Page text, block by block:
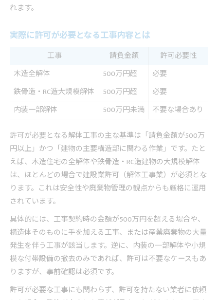
れます。
実際に許可が必要となる工事内容とは
工事 請負金額
許可必要性
木造全解体
500万円超
必要
鉄骨造・RC造大規模解体
500万円超
必要
内装一部解体
500万円未満 不要な場合あり
許可が必要となる解体工事の主な基準は「請負金額が500万
円以上」かつ「建物の主要構造部に関わる作業」です。たと
えば、木造住宅の全解体や鉄骨造・RC造建物の大規模解体
は、ほとんどの場合で建設業許可（解体工事業）が必須とな
ります。これは安全性や廃棄物管理の観点からも厳格に運用
されています。
具体的には、工事契約時の金額が500万円を超える場合や、
構造体そのものに手を加える工事、または産業廃棄物の大量
発生を伴う工事が該当します。逆に、内装の一部解体や小規
模な付帯設備の撤去のみであれば、許可は不要なケースもあ
りますが、事前確認は必須です。
許可が必要な工事にも関わらず、許可を持たない業者に依頼